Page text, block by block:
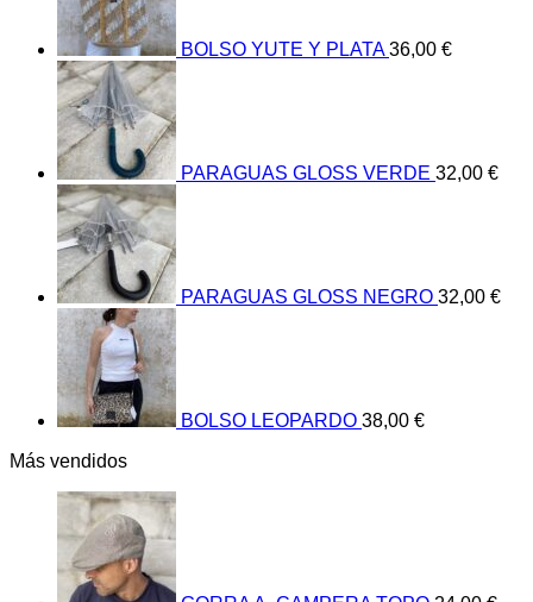
BOLSO YUTE Y PLATA 36,00 €
PARAGUAS GLOSS VERDE 32,00 €
PARAGUAS GLOSS NEGRO 32,00 €
BOLSO LEOPARDO 38,00 €
Más vendidos